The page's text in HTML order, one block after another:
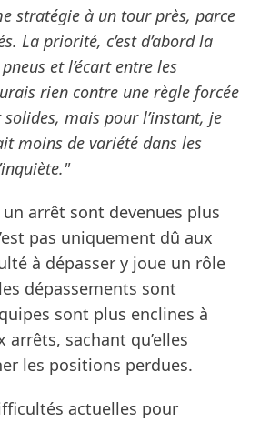
stratégie à un tour près, parce
La priorité, c’est d’abord la
et l’écart entre les
rien contre une règle forcée
solides, mais pour l’instant, je
moins de variété dans les
un arrêt sont devenues plus
pas uniquement dû aux
à dépasser y joue un rôle
dépassements sont
sont plus enclines à
sachant qu’elles
les positions perdues.
actuelles pour